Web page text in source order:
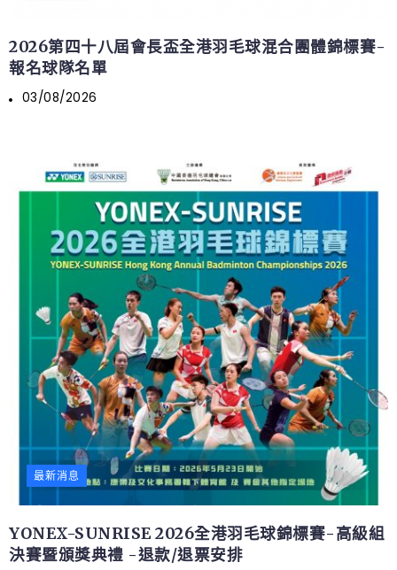
2026第四十八屆會長盃全港羽毛球混合團體錦標賽-
報名球隊名單
03/08/2026
最新消息
YONEX-SUNRISE 2026全港羽毛球錦標賽-高級組
決賽暨頒獎典禮 -退款/退票安排